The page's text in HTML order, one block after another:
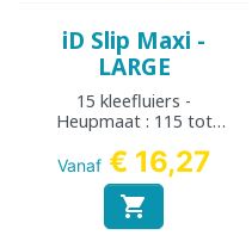
iD Slip Maxi -
LARGE
15 kleefluiers -
Heupmaat : 115 tot
Vanaf € 16,27
